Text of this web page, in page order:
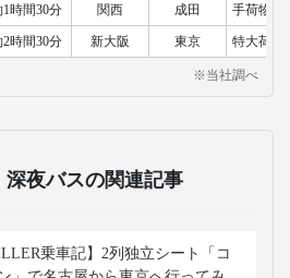
1時間30分 関西 成田 手荷物検
2時間30分 新大阪 東京 特大荷物
※当社調べ
深夜バスの関連記事
乗車記】2列独立シート「コ